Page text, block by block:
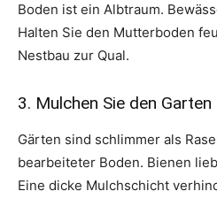
Boden ist ein Albtraum.
Halten Sie den Mutterboden
Nestbau zur Qual.
3. Mulchen Sie den Garten
Gärten sind schlimmer als
bearbeiteter Boden. Bienen
Eine dicke Mulchschicht